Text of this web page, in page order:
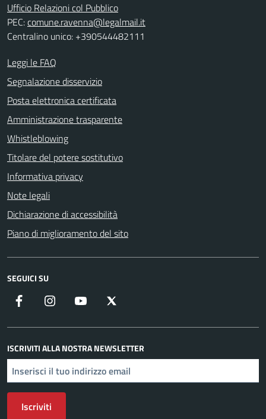
Ufficio Relazioni col Pubblico
PEC:comune.ravenna@legalmail.it
Centralino unico: +390544482111
Leggi le FAQ
Segnalazione disservizio
Posta elettronica certificata
Amministrazione trasparente
Whistleblowing
Titolare del potere sostitutivo
Informativa privacy
Note legali
Dichiarazione di accessibilità
Piano di miglioramento del sito
SEGUICI SU
Facebook Instagram YouTube
ISCRIVITI ALLA NOSTRA NEWSLETTER